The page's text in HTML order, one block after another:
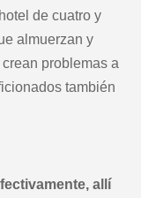
de cuatro y
almuerzan y
problemas a
también
allí